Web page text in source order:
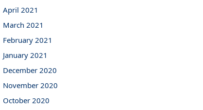
April 2021
March 2021
February 2021
January 2021
December 2020
November 2020
October 2020